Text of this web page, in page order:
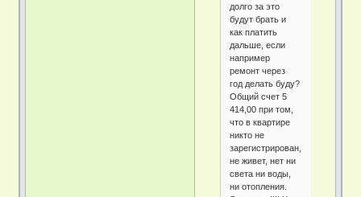
долго за это
будут брать и
как платить
дальше, если
например
ремонт через
год делать буду?
Общий счет 5
414,00 при том,
что в квартире
никто не
зарегистрирован,
не живет, нет ни
света ни воды,
ни отопления.